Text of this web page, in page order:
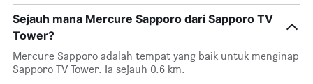
Sejauh mana Mercure Sapporo dari Sapporo TV
Tower?
Mercure Sapporo adalah tempat yang baik untuk menginap
Sapporo TV Tower. Ia sejauh 0.6 km.